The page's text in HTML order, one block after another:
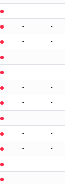
- -
- -
- -
- -
- -
- -
- -
- -
- -
- -
- -
- -